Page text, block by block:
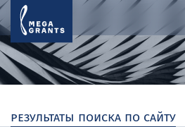
результаты поиска по сайту